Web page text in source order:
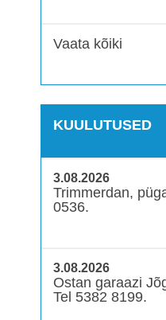
Vaata kõiki
KUULUTUSED
3.08.2026
Trimmerdan,
0536.
3.08.2026
Ostan garaazi
Tel 5382 8199.